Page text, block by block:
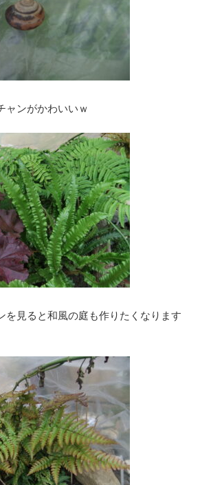
ャンがかわいいｗ
を見ると和風の庭も作りたくなります